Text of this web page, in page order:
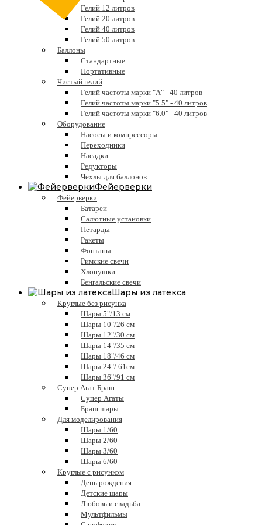
Гелий 12 литров
Гелий 20 литров
Гелий 40 литров
Гелий 50 литров
Баллоны
Стандартные
Портативные
Чистый гелий
Гелий частоты марки "А" - 40 литров
Гелий частоты марки "5.5" - 40 литров
Гелий частоты марки "6.0" - 40 литров
Оборудование
Насосы и компрессоры
Переходники
Насадки
Редукторы
Чехлы для баллонов
Фейерверки
Фейерверки
Батареи
Салютные установки
Петарды
Ракеты
Фонтаны
Римские свечи
Хлопушки
Бенгальские свечи
Шары из латекса
Круглые без рисунка
Шары 5"/13 см
Шары 10"/26 см
Шары 12"/30 см
Шары 14"/35 см
Шары 18"/46 см
Шары 24"/ 61см
Шары 36"/91 см
Супер Агат Браш
Супер Агаты
Браш шары
Для моделирования
Шары 1/60
Шары 2/60
Шары 3/60
Шары 6/60
Круглые с рисунком
День рождения
Детские шары
Любовь и свадьба
Мультфильмы